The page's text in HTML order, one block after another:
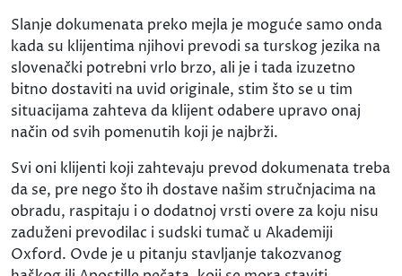
Slanje dokumenata preko mejla je moguće samo onda
kada su klijentima njihovi prevodi sa turskog jezika na
slovenački potrebni vrlo brzo, ali je i tada izuzetno
bitno dostaviti na uvid originale, stim što se u tim
situacijama zahteva da klijent odabere upravo onaj
način od svih pomenutih koji je najbrži.
Svi oni klijenti koji zahtevaju prevod dokumenata treba
da se, pre nego što ih dostave našim stručnjacima na
obradu, raspitaju i o dodatnoj vrsti overe za koju nisu
zaduženi prevodilac i sudski tumač u Akademiji
Oxford. Ovde je u pitanju stavljanje takozvanog